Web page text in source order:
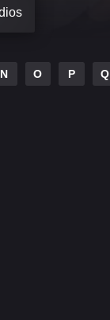
N O P Q